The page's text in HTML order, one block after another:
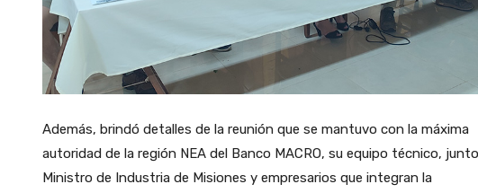
Además, brindó detalles de la reunión que se mantuvo con la máxima
autoridad de la región NEA del Banco MACRO, su equipo técnico,
Ministro de Industria de Misiones y empresarios que integran la